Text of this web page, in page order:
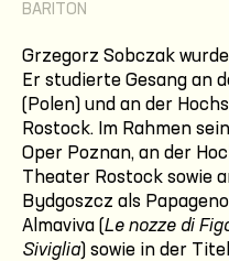
BARITON
Grzegorz Sobczak
Er studierte Gesang an
(Polen) und an der
Rostock. Im Rahmen
Oper Poznan, an der
Theater Rostock sowie
Bydgoszcz als Papageno
Almaviva (Le nozze di
Siviglia) sowie in der